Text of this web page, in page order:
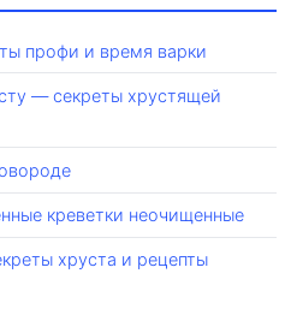
профи и время варки
— секреты хрустящей
креветки неочищенные
хруста и рецепты